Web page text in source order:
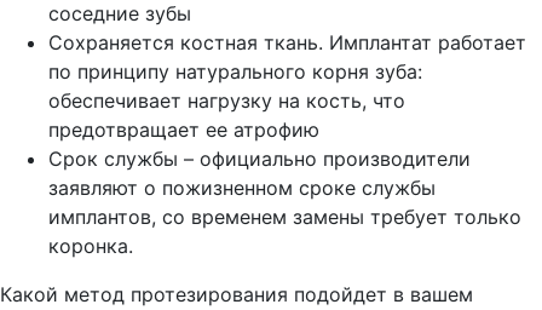
соседние зубы
Сохраняется костная ткань. Имплантат работает
по принципу натурального корня зуба:
обеспечивает нагрузку на кость, что
предотвращает ее атрофию
Срок службы – официально производители
заявляют о пожизненном сроке службы
имплантов, со временем замены требует только
коронка.
Какой метод протезирования подойдет в вашем